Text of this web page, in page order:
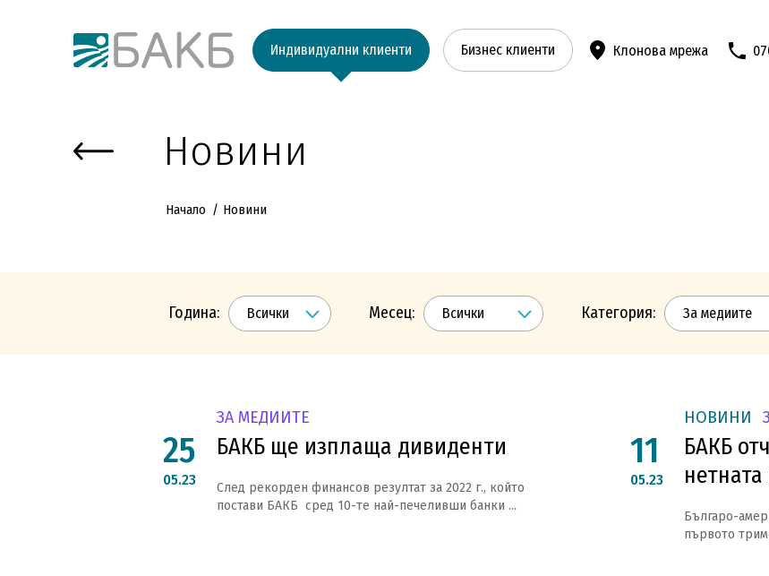
Индивидуални клиенти Бизнес клиенти Клонова мрежа
Новини
Начало Новини
Година: Месец: Категория:
ЗА МЕДИИТЕ
БАКБ ще изплаща дивиденти
25
05.23
След рекорден финансов резултат за 2022 г., който
постави БАКБ сред 10-те най-печеливши банки ...
НОВИНИ
БАКБ
11
05.23
Българо-
първото